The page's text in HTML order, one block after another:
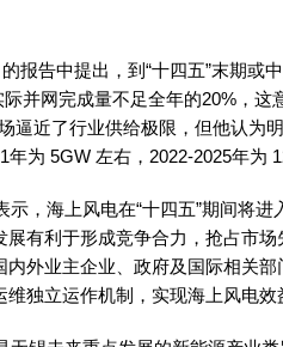
报告中提出，到“十四五”末期或
并网完成量不足全年的20%，这
逼近了行业供给极限，但他认为
为 5GW 左右，2022-2025年为
海上风电在“十四五”期间将进
有利于形成竞争合力，抢占市
外业主企业、政府及国际相关
独立运作机制，实现海上风电效